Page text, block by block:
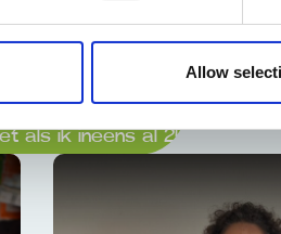
Allow
voor jou is? Ciska hoeft
en je hebt veel
als ik ineens al 25 jaar.”